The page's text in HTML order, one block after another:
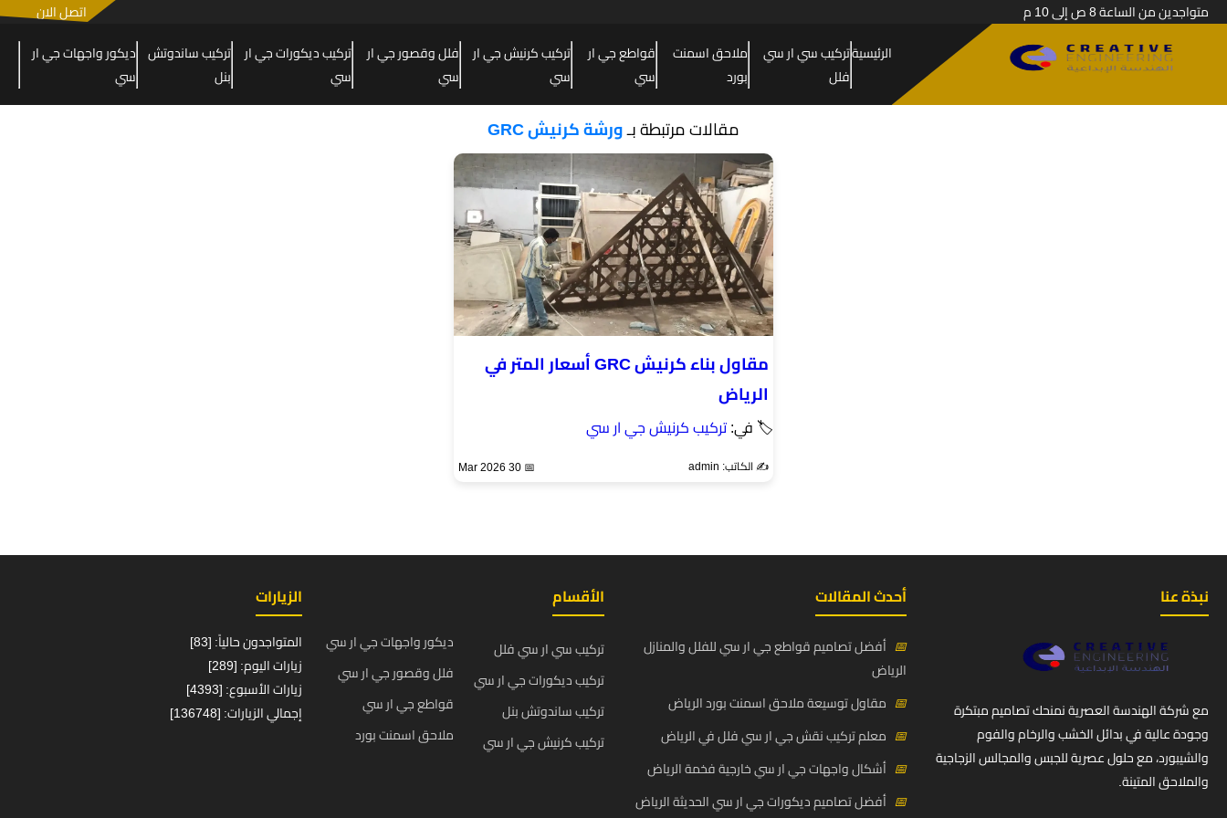
متواجدين من الساعة 8 ص إلى 10 م
اتصل الان
الرئيسيةتركيب سي ار سي
فلل
ملاحق اسمنت
بورد
قواطع جي ار
سي
تركيب كرنيش جي ار
سي
فلل وقصور جي ار
سي
تركيب ديكورات جي ار
سي
تركيب ساندوتش
بنل
ديكور واجهات جي ار
سي
مقالات مرتبطة بـورشة كرنيش GRC
مقاول بناء كرنيش GRC أسعار المتر في
الرياض
🏷 في:تركيب كرنيش جي ار سي
✍️ الكاتب: admin 📅 30 Mar 2026
نبذة عنا
مع شركة الهندسة العصرية نمنحك تصاميم مبتكرة
وجودة عالية في بدائل الخشب والرخام والفوم
والشيبورد، مع حلول عصرية للجبس والمجالس الزجاجية
والملاحق المتينة.
أحدث المقالات
📅 أفضل تصاميم قواطع جي ار سي للفلل والمنازل
الرياض
📅 مقاول توسيعة ملاحق اسمنت بورد الرياض
📅 معلم تركيب نقش جي ار سي فلل في الرياض
📅 أشكال واجهات جي ار سي خارجية فخمة الرياض
📅 أفضل تصاميم ديكورات جي ار سي الحديثة الرياض
الأقسام
تركيب سي ار سي فلل
تركيب ديكورات جي ار سي
تركيب ساندوتش بنل
تركيب كرنيش جي ار سي
ديكور واجهات جي ار سي
فلل وقصور جي ار سي
قواطع جي ار سي
ملاحق اسمنت بورد
الزيارات
المتواجدون حالياً: [83]
زيارات اليوم: [289]
زيارات الأسبوع: [4393]
إجمالي الزيارات: [136748]